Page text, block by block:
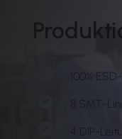
100%
8 SMT-
4 DIP-